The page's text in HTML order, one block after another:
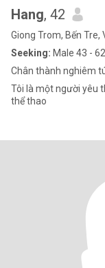
Hang, 42
Giong Trom, Bến Tre,
Seeking: Male 43 - 62
Chân thành nghiêm
Tôi là một người yêu
thể thao